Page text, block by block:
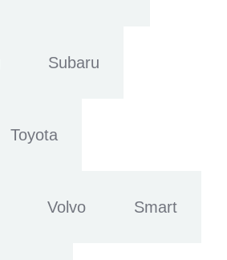
Subaru
Toyota
Volvo Smart